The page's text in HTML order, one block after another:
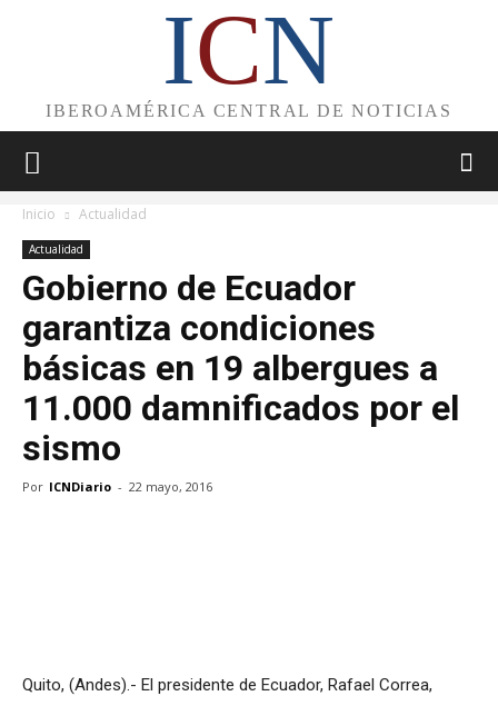
ICN
IBEROAMÉRICA CENTRAL DE NOTICIAS
Inicio Actualidad
Actualidad
Gobierno de Ecuador
garantiza condiciones
básicas en 19 albergues a
11.000 damnificados por el
sismo
Por ICNDiario - 22 mayo, 2016
Quito, (Andes).- El presidente de Ecuador, Rafael Correa,